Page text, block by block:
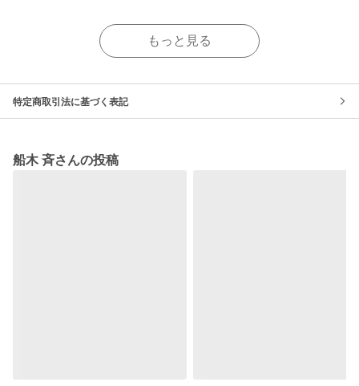
もっと見る
特定商取引法に基づく表記
船木 斉さんの投稿